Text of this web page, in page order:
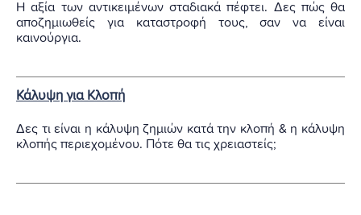
Η αξία των αντικειμένων σταδιακά πέφτει. Δες πώς θα
αποζημιωθείς για καταστροφή τους, σαν να είναι
καινούργια.
Κάλυψη για Κλοπή
Δες τι είναι η κάλυψη ζημιών κατά την κλοπή & η κάλυψη
κλοπής περιεχομένου. Πότε θα τις χρειαστείς;